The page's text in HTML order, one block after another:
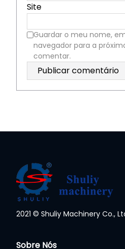
Site
Guardar o meu nome,
navegador para a
comentar.
2021 © Shuliy Machinery Co.,
Sobre Nós